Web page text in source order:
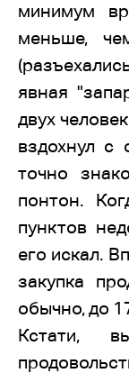
минимум
меньше,
явная
двух
вздохнул с
точно
понтон.
пунктов
его искал.
закупка
обычно, до
Кстати,